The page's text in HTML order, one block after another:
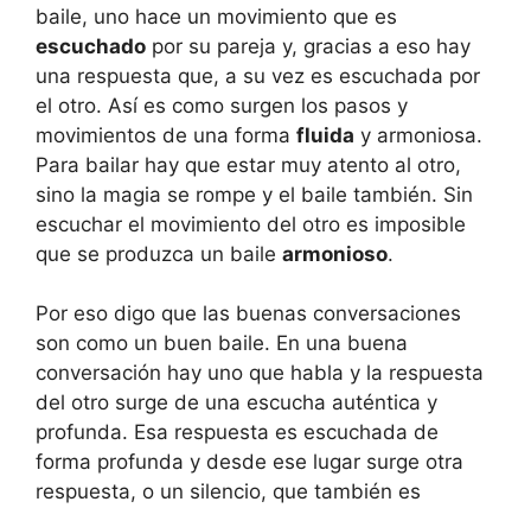
baile, uno hace un movimiento que es
escuchado por su pareja y, gracias a eso hay
una respuesta que, a su vez es escuchada por
el otro. Así es como surgen los pasos y
movimientos de una forma fluida y armoniosa.
Para bailar hay que estar muy atento al otro,
sino la magia se rompe y el baile también. Sin
escuchar el movimiento del otro es imposible
que se produzca un baile armonioso.
Por eso digo que las buenas conversaciones
son como un buen baile. En una buena
conversación hay uno que habla y la respuesta
del otro surge de una escucha auténtica y
profunda. Esa respuesta es escuchada de
forma profunda y desde ese lugar surge otra
respuesta, o un silencio, que también es